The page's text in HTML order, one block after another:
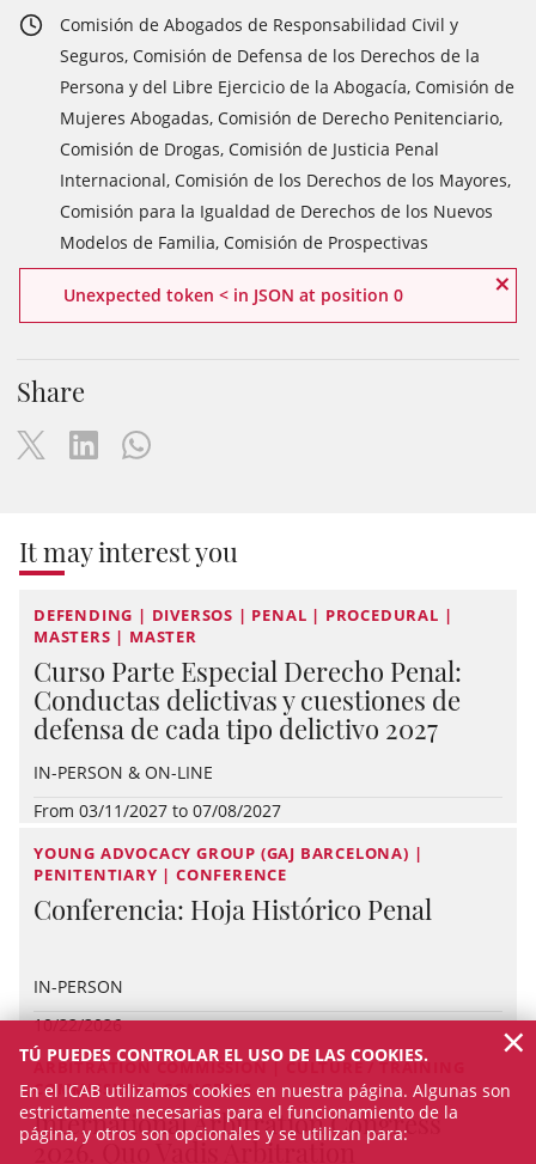
Comisión de Abogados de Responsabilidad Civil y
Seguros, Comisión de Defensa de los Derechos de la
Persona y del Libre Ejercicio de la Abogacía, Comisión de
Mujeres Abogadas, Comisión de Derecho Penitenciario,
Comisión de Drogas, Comisión de Justicia Penal
Internacional, Comisión de los Derechos de los Mayores,
Comisión para la Igualdad de Derechos de los Nuevos
Modelos de Familia, Comisión de Prospectivas
Share
It may interest you
DEFENDING | DIVERSOS | PENAL | PROCEDURAL |
MASTERS | MASTER
Curso Parte Especial Derecho Penal:
Conductas delictivas y cuestiones de
defensa de cada tipo delictivo 2027
IN-PERSON & ON-LINE
From 03/11/2027 to 07/08/2027
YOUNG ADVOCACY GROUP (GAJ BARCELONA) |
PENITENTIARY | CONFERENCE
Conferencia: Hoja Histórico Penal
IN-PERSON
10/22/2026
ARBITRATION COMMISSION | CULTURE / TRAINING
COMMISSION | CONGRESS
International Arbitration Congress
2026. Quo Vadis Arbitration
TÚ PUEDES CONTROLAR EL USO DE LAS COOKIES.
En el ICAB utilizamos cookies en nuestra página. Algunas son
estrictamente necesarias para el funcionamiento de la
página, y otros son opcionales y se utilizan para:
×
Unexpected token < in JSON at position 0 ×